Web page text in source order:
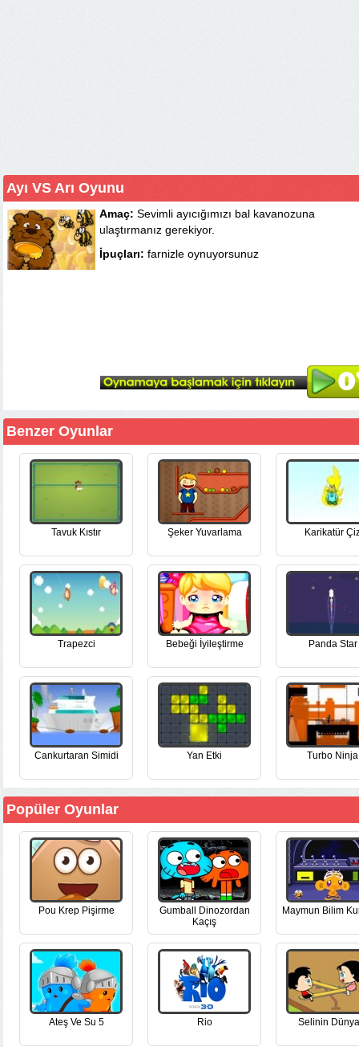
Ayı VS Arı Oyunu
Amaç: Sevimli ayıcığımızı bal kavanozuna
ulaştırmanız gerekiyor.
İpuçları: farnizle oynuyorsunuz
Benzer Oyunlar
Tavuk Kıstır Şeker Yuvarlama Karikatür
Trapezci Bebeği İyileştirme Panda Star
Cankurtaran Simidi Yan Etki Turbo Ninja
Popüler Oyunlar
Pou Krep Pişirme
Gumball Dinozordan
Kaçış
Maymun Bilim
Ateş Ve Su 5 Rio Selinin